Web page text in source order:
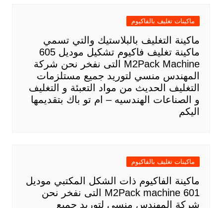
ماكينات تغليف بالفاكيوم
ماكينة التغليف بالبلاستيك والتي تسمي
ماكينة تغليف فاكيوم تشكيل موديل 605
M2Pack Machine التى نفخر نحن شركة
المهندس منسي لتوريد جميع مستلزمات
التغليف الحديث من مواد التعبئة و التغليف
و الصناعات الهندسيه – ام تو باك بتقديمها
اليكم
ماكينات تغليف بالفاكيوم
ماكينة الفاكيوم ذات الشكل المكتبي موديل
601 M2Pack machine التى نفخر نحن
شركة المهندس منسي لتوريد جميع